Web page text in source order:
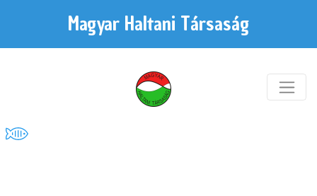
Magyar Haltani Társaság